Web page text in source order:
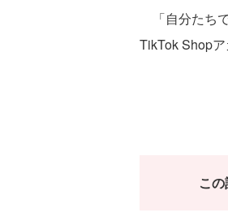
「自分たち
TikTok Shop
こ